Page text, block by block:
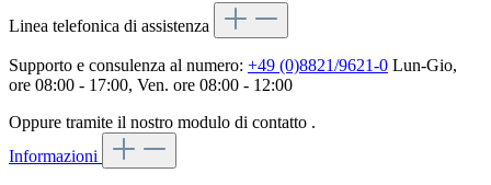
Linea telefonica di assistenza
Supporto e consulenza al numero: +49 (0)8821/9621-0 Lun-Gio,
ore 08:00 - 17:00, Ven. ore 08:00 - 12:00
Oppure tramite il nostro modulo di contatto .
Informazioni